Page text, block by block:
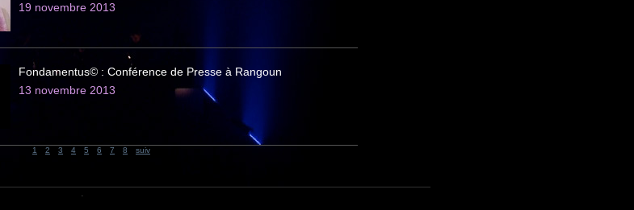
19 novembre 2013
Fondamentus© : Conférence de Presse à Rangoun
13 novembre 2013
1 2 3 4 5 6 7 8 suiv
Evénements